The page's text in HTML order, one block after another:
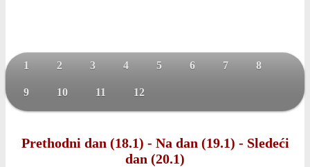
1 2 3 4 5 6 7 8
9 10 11 12
Prethodni dan (18.1) - Na dan (19.1) - Sledeći
dan (20.1)